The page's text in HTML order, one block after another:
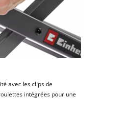
avec les clips de
intégrées pour une